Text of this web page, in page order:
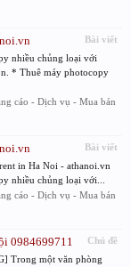
Bài viết
nhiều chủng loại với
* Thuê máy photocopy
cáo - Dịch vụ - Mua bán
Bài viết
in Ha Noi - athanoi.vn
nhiều chủng loại với...
cáo - Dịch vụ - Mua bán
Chủ đề
0984699711
Trong một văn phòng